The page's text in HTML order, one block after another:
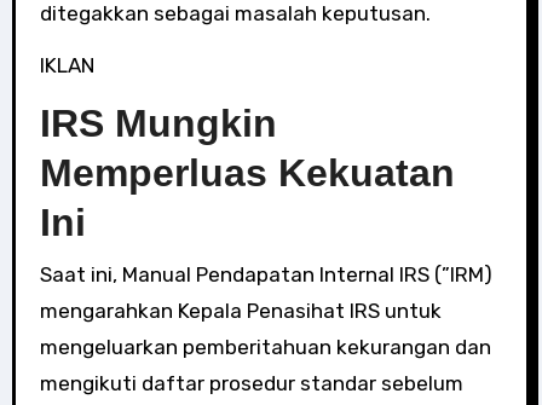
ditegakkan sebagai masalah keputusan.
IKLAN
IRS Mungkin
Memperluas Kekuatan
Ini
Saat ini, Manual Pendapatan Internal IRS (”IRM)
mengarahkan Kepala Penasihat IRS untuk
mengeluarkan pemberitahuan kekurangan dan
mengikuti daftar prosedur standar sebelum